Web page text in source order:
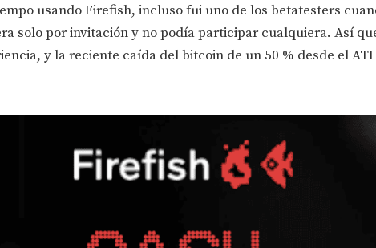
usando Firefish, incluso fui uno de los betatesters
solo por invitación y no podía participar cualquiera. Así
y la reciente caída del bitcoin de un 50 % desde el